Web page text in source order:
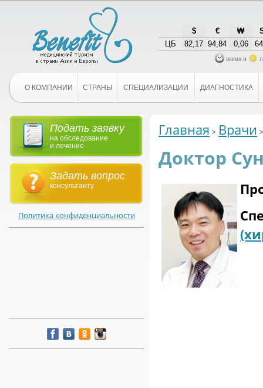
$ € ₩
ЦБ
82,17 94,84 0,06
время и
О КОМПАНИИ СТРАНЫ СПЕЦИАЛИЗАЦИИ ДИАГНОСТИКА
Подать заявку
на обследование
и лечение
Задать вопрос
консультанту
Политика конфиденциальности
Главная Врачи
Доктор